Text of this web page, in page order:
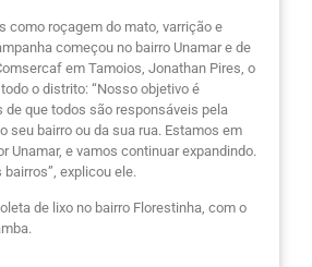
como roçagem do mato, varrição e
começou no bairro Unamar e de
em Tamoios, Jonathan Pires, o
o distrito: “Nosso objetivo é
que todos são responsáveis pela
seu bairro ou da sua rua. Estamos em
Unamar, e vamos continuar expandindo.
explicou ele.
de lixo no bairro Florestinha, com o